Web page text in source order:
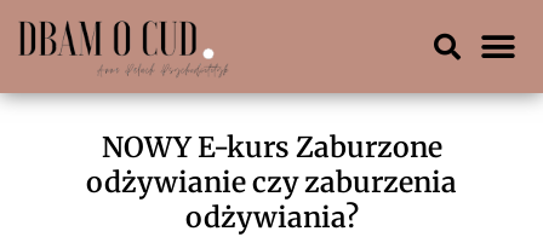
NOWY E-kurs Zaburzone
odżywianie czy zaburzenia
odżywiania?